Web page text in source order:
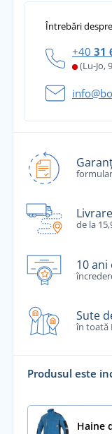
Întrebări
+40 31
(Lu-Jo,
Livrare
de la
10 ani
Sute
în toată
Produsul este
Haine